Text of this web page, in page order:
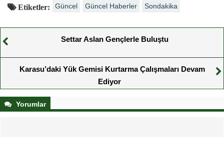
Etiketler: Güncel Güncel Haberler Sondakika
Settar Aslan Gençlerle Buluştu
Karasu’daki Yük Gemisi Kurtarma Çalışmaları Devam
Ediyor
Yorumlar